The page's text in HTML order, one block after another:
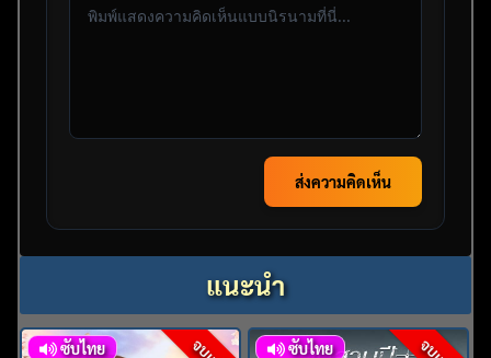
ส่งความคิดเห็น
แนะนำ
ซับไทย ซับไทย